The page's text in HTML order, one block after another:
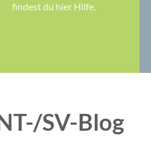
findest du hier Hilfe.
SV-Blog